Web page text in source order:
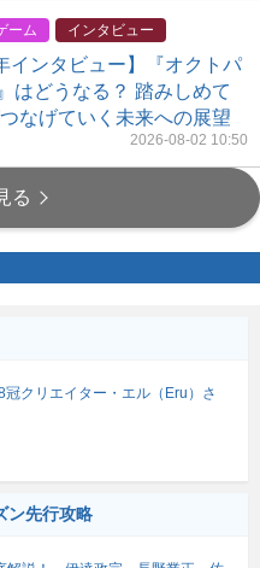
ーム インタビュー
インタビュー】『オクトパ
はどうなる？ 踏みしめて
なげていく未来への展望
2026-08-02 10:50
る
クリエイター・エル（Eru）さ
ン先行攻略